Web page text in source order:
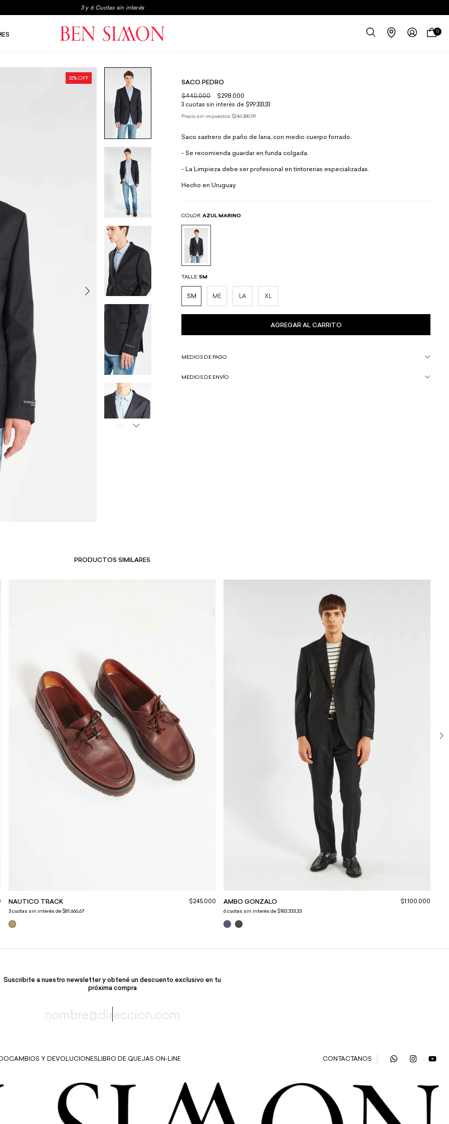
3x2 en boxers y medias
3 y 6 Cuotas sin interés
0
32% OFF
SACO PEDRO
$440.000 $298.000
3 cuotas sin interés de $99.333,33
Precio sin impuestos $246.280,99
Saco sastrero de paño de lana, con medio cuerpo forrado.
- Se recomienda guardar en funda colgada.
- La Limpieza debe ser profesional en tintorerias especializadas.
Hecho en Uruguay.
COLOR:AZUL MARINO
TALLE:SM
SM ME LA XL
MEDIOS DE PAGO
MEDIOS DE ENVÍO
PRODUCTOS SIMILARES
NAUTICO TRACK $245.000
3 cuotas sin interés de $81.666,67
AMBO GONZALO $1.100.000
6 cuotas sin interés de $183.333,33
Suscribite a nuestro newsletter y obtené un descuento exclusivo en tu
próxima compra
CAMBIOS Y DEVOLUCIONES LIBRO DE QUEJAS ON-LINE CONTACTANOS